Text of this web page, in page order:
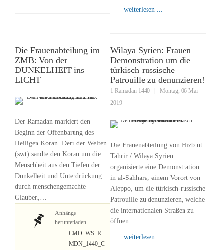
weiterlesen ...
Die Frauenabteilung im
ZMB: Von der
DUNKELHEIT ins
LICHT
Der Ramadan markiert den
Beginn der Offenbarung des
Heiligen Koran. Derr der Welten
(swt) sandte den Koran um die
Menschheit aus den Tiefen der
Dunkelheit und Unterdrückung
durch menschengemachte
Glauben,…
Anhänge
herunterladen
CMO_WS_R
MDN_1440_C
Wilaya Syrien: Frauen
Demonstration um die
türkisch-russische
Patrouille zu denunzieren!
1 Ramadan 1440
Montag, 06 Mai
2019
Die Frauenabteilung von Hizb ut
Tahrir / Wilaya Syrien
organisierte eine Demonstration
in al-Sahhara, einem Vorort von
Aleppo, um die türkisch-russische
Patrouille zu denunzieren, welche
die internationalen Straßen zu
öffnen…
weiterlesen ...